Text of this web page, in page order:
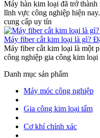
Máy hàn kim loại đã trở
lĩnh vực công nghiệp hiện
cung cấp uy tín
Máy fiber cắt kim loại là gì?
Máy fiber cắt kim loại là một
công nghiệp gia công kim loại
Danh mục sản phẩm
Máy móc công nghiệp
Gia công kim loại tấm
Cơ khí chính xác